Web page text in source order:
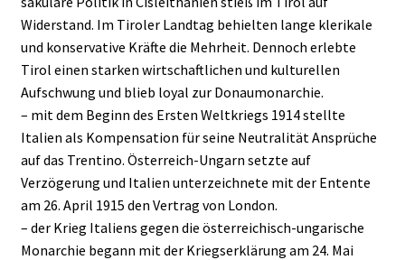
Widerstand. Im Tiroler Landtag behielten lange klerikale
und konservative Kräfte die Mehrheit. Dennoch erlebte
Tirol einen starken wirtschaftlichen und kulturellen
Aufschwung und blieb loyal zur Donaumonarchie.
– mit dem Beginn des Ersten Weltkriegs 1914 stellte
Italien als Kompensation für seine Neutralität Ansprüche
auf das Trentino. Österreich-Ungarn setzte auf
Verzögerung und Italien unterzeichnete mit der Entente
am 26. April 1915 den Vertrag von London.
– der Krieg Italiens gegen die österreichisch-ungarische
Monarchie begann mit der Kriegserklärung am 24. Mai